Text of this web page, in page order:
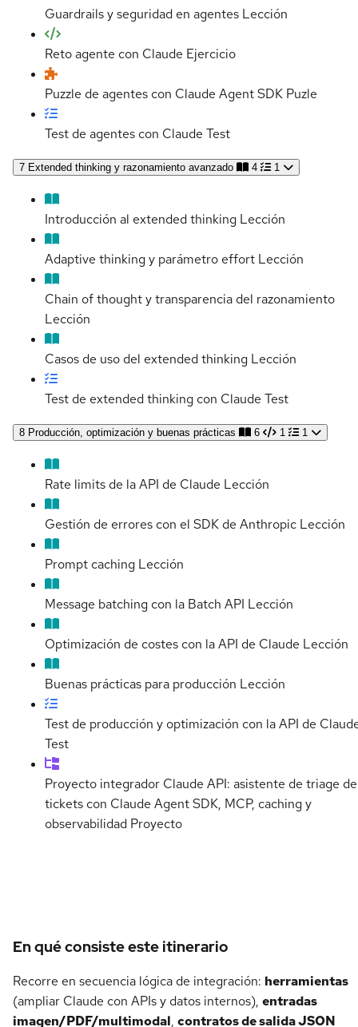
Guardrails y seguridad en agentes Lección
Reto agente con Claude Ejercicio
Puzzle de agentes con Claude Agent SDK Puzle
Test de agentes con Claude Test
7 Extended thinking y razonamiento avanzado 4 1
Introducción al extended thinking Lección
Adaptive thinking y parámetro effort Lección
Chain of thought y transparencia del razonamiento
Lección
Casos de uso del extended thinking Lección
Test de extended thinking con Claude Test
8 Producción, optimización y buenas prácticas 6 1 1
Rate limits de la API de Claude Lección
Gestión de errores con el SDK de Anthropic Lección
Prompt caching Lección
Message batching con la Batch API Lección
Optimización de costes con la API de Claude Lección
Buenas prácticas para producción Lección
Test de producción y optimización con la API de
Test
Proyecto integrador Claude API: asistente de triage de
tickets con Claude Agent SDK, MCP, caching y
observabilidad Proyecto
Detalles del curso
En qué consiste este itinerario
Recorre en secuencia lógica de integración: herramientas
(ampliar Claude con APIs y datos internos), entradas
imagen/PDF/multimodal, contratos de salida JSON